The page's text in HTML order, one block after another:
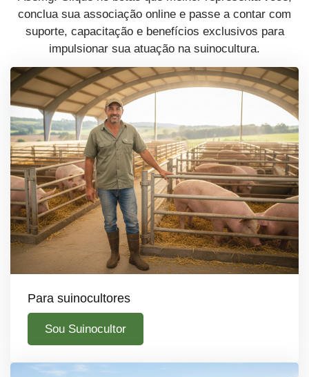
conclua sua associação online e passe a contar com
suporte, capacitação e benefícios exclusivos para
impulsionar sua atuação na suinocultura.
Para suinocultores
Sou Suinocultor